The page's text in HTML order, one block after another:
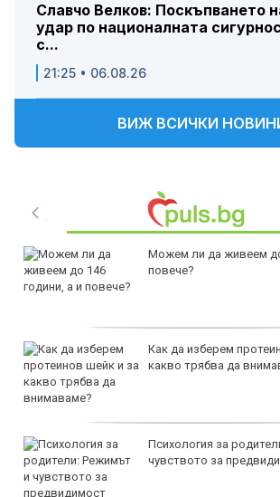
Славчо Велков: Поскъпването
удар по националната
с...
21:25 • 06.08.26
ВИЖ ВСИЧКИ
Можем ли да живеем до
повече?
Как да изберем
какво трябва да
Психология за
чувството за